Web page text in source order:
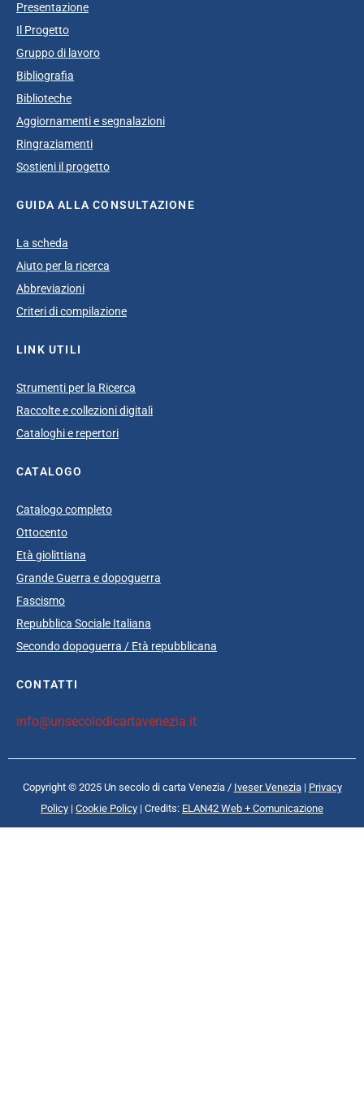
Presentazione
Il Progetto
Gruppo di lavoro
Bibliografia
Biblioteche
Aggiornamenti e segnalazioni
Ringraziamenti
Sostieni il progetto
GUIDA ALLA CONSULTAZIONE
La scheda
Aiuto per la ricerca
Abbreviazioni
Criteri di compilazione
LINK UTILI
Strumenti per la Ricerca
Raccolte e collezioni digitali
Cataloghi e repertori
CATALOGO
Catalogo completo
Ottocento
Età giolittiana
Grande Guerra e dopoguerra
Fascismo
Repubblica Sociale Italiana
Secondo dopoguerra / Età repubblicana
CONTATTI
info@unsecolodicartavenezia.it
Copyright © 2025 Un secolo di carta Venezia / Iveser Venezia| Privacy
Policy | Cookie Policy | Credits: ELAN42 Web + Comunicazione